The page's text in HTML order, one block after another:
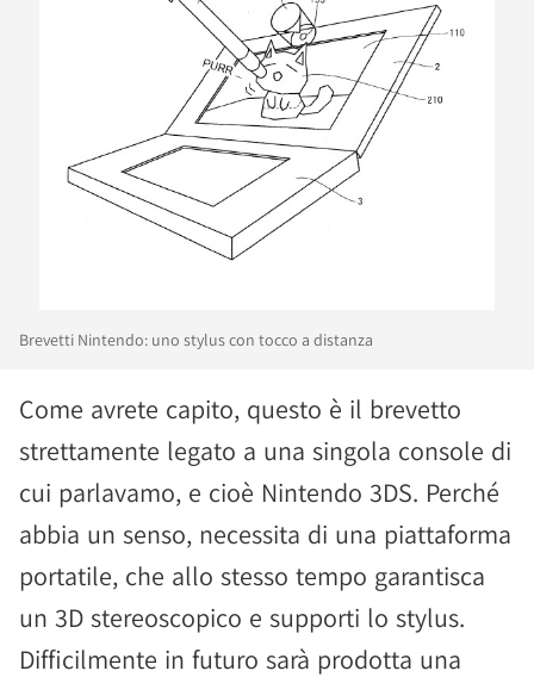
Brevetti Nintendo: uno stylus con tocco a distanza
Come avrete capito, questo è il brevetto
strettamente legato a una singola console di
cui parlavamo, e cioè Nintendo 3DS. Perché
abbia un senso, necessita di una piattaforma
portatile, che allo stesso tempo garantisca
un 3D stereoscopico e supporti lo stylus.
Difficilmente in futuro sarà prodotta una